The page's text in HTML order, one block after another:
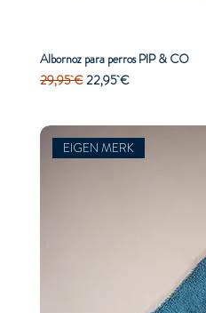
Albornoz para perros PIP & CO
Precio
29,95 € Precio de oferta
22,95 €
EIGEN MERK